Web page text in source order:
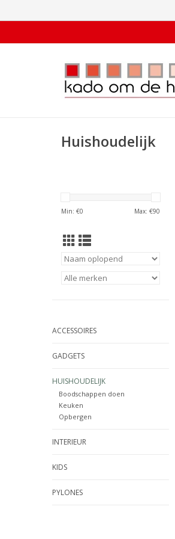
Huishoudelijk
Min: €0 Max: €90
ACCESSOIRES
GADGETS
HUISHOUDELIJK
Boodschappen doen
Keuken
Opbergen
INTERIEUR
KIDS
PYLONES